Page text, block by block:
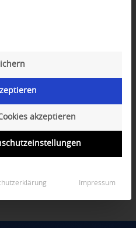
akzeptieren
Impressum